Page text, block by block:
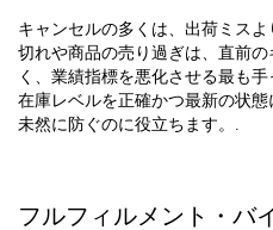
キャンセルの多くは、出荷ミス
切れや商品の売り過ぎは、直前
く、業績指標を悪化させる最も
在庫レベルを正確かつ最新の状
未然に防ぐのに役立ちます。.
フルフィルメント・バ